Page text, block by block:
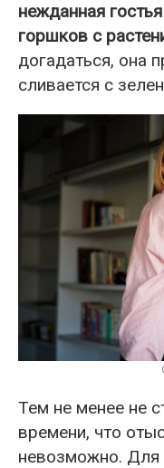
нежданная
горшков с
догадаться, она
сливается с
Тем не менее не
времени, что
невозможно. Для